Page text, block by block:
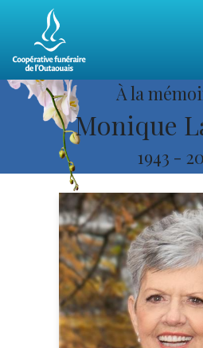
À la
Monique
1943 -